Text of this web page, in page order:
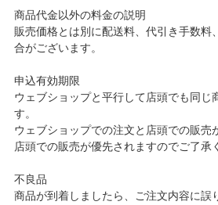
商品代金以外の料金の説明
販売価格とは別に配送料、代引き手数料
合がございます。
申込有効期限
ウェブショップと平行して店頭でも同じ
す。
ウェブショップでの注文と店頭での販売
店頭での販売が優先されますのでご了承
不良品
商品が到着しましたら、ご注文内容に誤